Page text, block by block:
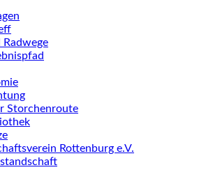
Storchenroute
Rottenburg e.V.